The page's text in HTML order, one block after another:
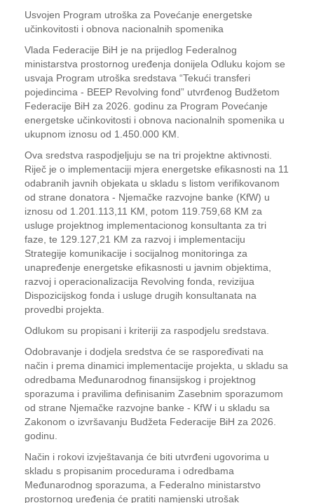
Usvojen Program utroška za Povećanje energetske
učinkovitosti i obnova nacionalnih spomenika
Vlada Federacije BiH je na prijedlog Federalnog
ministarstva prostornog uređenja donijela Odluku kojom se
usvaja Program utroška sredstava “Tekući transferi
pojedincima - BEEP Revolving fond” utvrđenog Budžetom
Federacije BiH za 2026. godinu za Program Povećanje
energetske učinkovitosti i obnova nacionalnih spomenika u
ukupnom iznosu od 1.450.000 KM.
Ova sredstva raspodjeljuju se na tri projektne aktivnosti.
Riječ je o implementaciji mjera energetske efikasnosti na 11
odabranih javnih objekata u skladu s listom verifikovanom
od strane donatora - Njemačke razvojne banke (KfW) u
iznosu od 1.201.113,11 KM, potom 119.759,68 KM za
usluge projektnog implementacionog konsultanta za tri
faze, te 129.127,21 KM za razvoj i implementaciju
Strategije komunikacije i socijalnog monitoringa za
unapređenje energetske efikasnosti u javnim objektima,
razvoj i operacionalizacija Revolving fonda, revizijua
Dispozicijskog fonda i usluge drugih konsultanata na
provedbi projekta.
Odlukom su propisani i kriteriji za raspodjelu sredstava.
Odobravanje i dodjela sredstva će se raspoređivati na
način i prema dinamici implementacije projekta, u skladu sa
odredbama Međunarodnog finansijskog i projektnog
sporazuma i pravilima definisanim Zasebnim sporazumom
od strane Njemačke razvojne banke - KfW i u skladu sa
Zakonom o izvršavanju Budžeta Federacije BiH za 2026.
godinu.
Način i rokovi izvještavanja će biti utvrđeni ugovorima u
skladu s propisanim procedurama i odredbama
Međunarodnog sporazuma, a Federalno ministarstvo
prostornog uređenja će pratiti namjenski utrošak